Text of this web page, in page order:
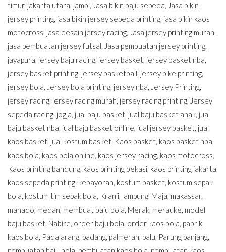
timur, jakarta utara, jambi, Jasa bikin baju sepeda, Jasa bikin
jersey printing, jasa bikin jersey sepeda printing, jasa bikin kaos
motocross, jasa desain jersey racing, Jasa jersey printing murah,
jasa pembuatan jersey futsal, Jasa pembuatan jersey printing,
jayapura, jersey baju racing, jersey basket, jersey basket nba,
jersey basket printing, jersey basketball, jersey bike printing,
jersey bola, Jersey bola printing, jersey nba, Jersey Printing,
jersey racing, jersey racing murah, jersey racing printing, Jersey
sepeda racing, jogja, jual baju basket, jual baju basket anak, jual
baju basket nba, jual baju basket online, jual jersey basket, jual
kaos basket, jual kostum basket, Kaos basket, kaos basket nba,
kaos bola, kaos bola online, kaos jersey racing, kaos motocross,
Kaos printing bandung, kaos printing bekasi, kaos printing jakarta,
kaos sepeda printing, kebayoran, kostum basket, kostum sepak
bola, kostum tim sepak bola, Kranji, lampung, Maja, makassar,
manado, medan, membuat baju bola, Merak, merauke, model
baju basket, Nabire, order baju bola, order kaos bola, pabrik
kaos bola, Padalarang, padang, palmerah, palu, Parung panjang,